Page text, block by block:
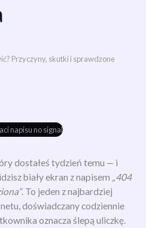
Przyczyny, skutki i sprawdzone
dostałeś tydzień temu — i
biały ekran z napisem „404
. To jeden z najbardziej
doświadczany codziennie
oznacza ślepą uliczkę.